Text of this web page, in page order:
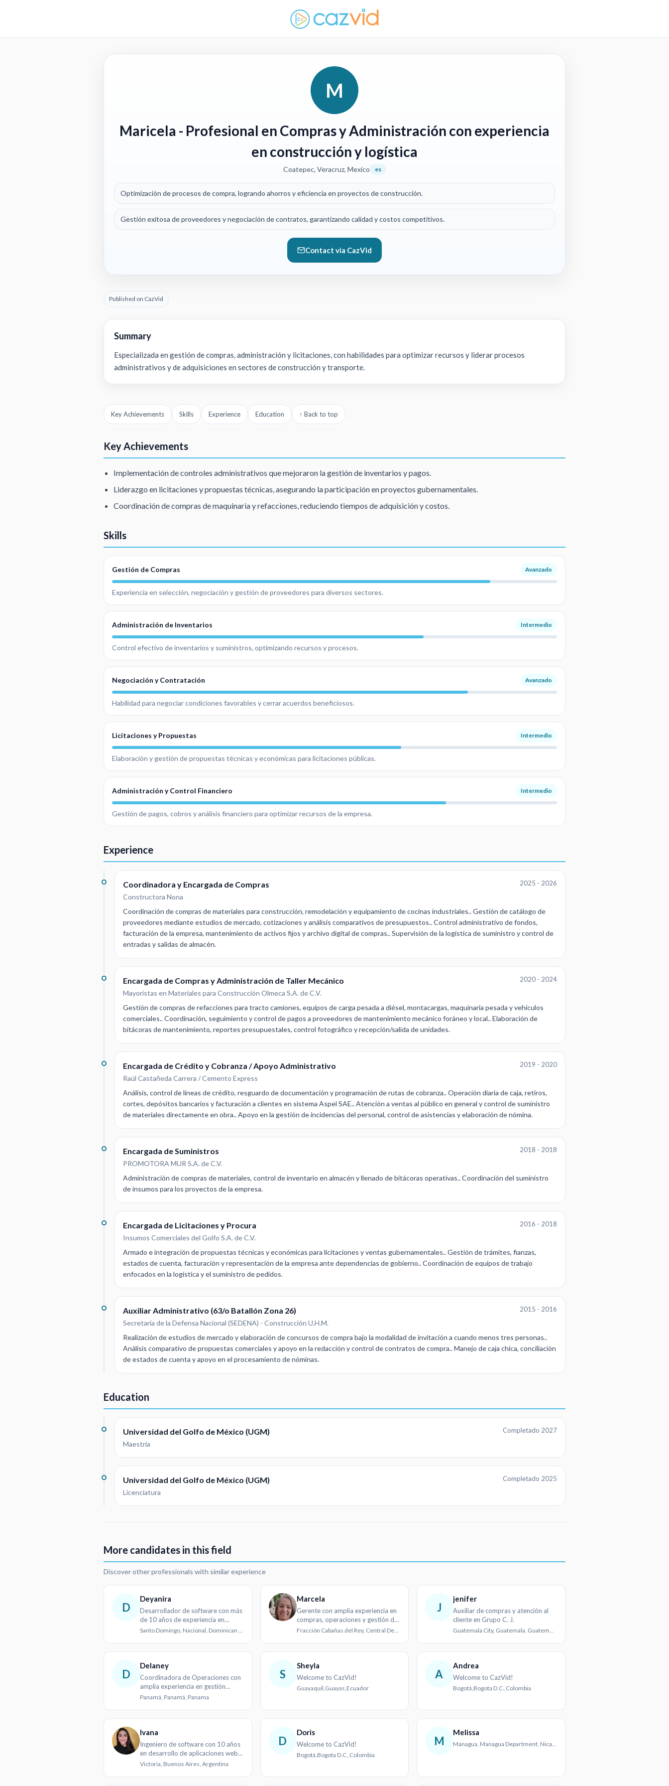
M
Maricela - Profesional en Compras y Administración con experiencia
en construcción y logística
Coatepec, Veracruz, Mexico es
Optimización de procesos de compra, logrando ahorros y eficiencia en proyectos de construcción.
Gestión exitosa de proveedores y negociación de contratos, garantizando calidad y costos competitivos.
Contact via CazVid
Published on CazVid
Summary
Especializada en gestión de compras, administración y licitaciones, con habilidades para optimizar recursos y liderar procesos
administrativos y de adquisiciones en sectores de construcción y transporte.
Key Achievements Skills Experience Education ↑ Back to top
Key Achievements
Implementación de controles administrativos que mejoraron la gestión de inventarios y pagos.
Liderazgo en licitaciones y propuestas técnicas, asegurando la participación en proyectos gubernamentales.
Coordinación de compras de maquinaria y refacciones, reduciendo tiempos de adquisición y costos.
Skills
Gestión de Compras Avanzado
Experiencia en selección, negociación y gestión de proveedores para diversos sectores.
Administración de Inventarios Intermedio
Control efectivo de inventarios y suministros, optimizando recursos y procesos.
Negociación y Contratación Avanzado
Habilidad para negociar condiciones favorables y cerrar acuerdos beneficiosos.
Licitaciones y Propuestas Intermedio
Elaboración y gestión de propuestas técnicas y económicas para licitaciones públicas.
Administración y Control Financiero Intermedio
Gestión de pagos, cobros y análisis financiero para optimizar recursos de la empresa.
Experience
Coordinadora y Encargada de Compras
Constructora Nona
2025 - 2026
Coordinación de compras de materiales para construcción, remodelación y equipamiento de cocinas industriales.. Gestión de catálogo de
proveedores mediante estudios de mercado, cotizaciones y análisis comparativos de presupuestos.. Control administrativo de fondos,
facturación de la empresa, mantenimiento de activos fijos y archivo digital de compras.. Supervisión de la logística de suministro y control de
entradas y salidas de almacén.
Encargada de Compras y Administración de Taller Mecánico
Mayoristas en Materiales para Construcción Olmeca S.A. de C.V.
2020 - 2024
Gestión de compras de refacciones para tracto camiones, equipos de carga pesada a diésel, montacargas, maquinaria pesada y vehículos
comerciales.. Coordinación, seguimiento y control de pagos a proveedores de mantenimiento mecánico foráneo y local.. Elaboración de
bitácoras de mantenimiento, reportes presupuestales, control fotográfico y recepción/salida de unidades.
Encargada de Crédito y Cobranza / Apoyo Administrativo
Raúl Castañeda Carrera / Cemento Express
2019 - 2020
Análisis, control de líneas de crédito, resguardo de documentación y programación de rutas de cobranza.. Operación diaria de caja, retiros,
cortes, depósitos bancarios y facturación a clientes en sistema Aspel SAE.. Atención a ventas al público en general y control de suministro
de materiales directamente en obra.. Apoyo en la gestión de incidencias del personal, control de asistencias y elaboración de nómina.
Encargada de Suministros
PROMOTORA MUR S.A. de C.V.
2018 - 2018
Administración de compras de materiales, control de inventario en almacén y llenado de bitácoras operativas.. Coordinación del suministro
de insumos para los proyectos de la empresa.
Encargada de Licitaciones y Procura
Insumos Comerciales del Golfo S.A. de C.V.
2016 - 2018
Armado e integración de propuestas técnicas y económicas para licitaciones y ventas gubernamentales.. Gestión de trámites, fianzas,
estados de cuenta, facturación y representación de la empresa ante dependencias de gobierno.. Coordinación de equipos de trabajo
enfocados en la logística y el suministro de pedidos.
Auxiliar Administrativo (63/o Batallón Zona 26)
Secretaría de la Defensa Nacional (SEDENA) - Construcción U.H.M.
2015 - 2016
Realización de estudios de mercado y elaboración de concursos de compra bajo la modalidad de invitación a cuando menos tres personas..
Análisis comparativo de propuestas comerciales y apoyo en la redacción y control de contratos de compra.. Manejo de caja chica, conciliación
de estados de cuenta y apoyo en el procesamiento de nóminas.
Education
Universidad del Golfo de México (UGM)
Maestría
Completado 2027
Universidad del Golfo de México (UGM)
Licenciatura
Completado 2025
More candidates in this field
Discover other professionals with similar experience
D
Deyanira
Desarrollador de software con más
de 10 años de experiencia en
soluciones digitales
Santo Domingo, Nacional, Dominican Republic
Marcela
Gerente con amplia experiencia en
compras, operaciones y gestión de
personal
Fracción Cabañas del Rey, Central Department, Paraguay
J
jenifer
Auxiliar de compras y atención al
cliente en Grupo C. J.
Guatemala City, Guatemala, Guatemala
D
Delaney
Coordinadora de Operaciones con
amplia experiencia en gestión
hotelera y administrativa
Panamá, Panamá, Panama
S
Sheyla
Welcome to CazVid!
Guayaquil,Guayas,Ecuador
A
Andrea
Welcome to CazVid!
Bogotá,Bogota D.C.,Colombia
Ivana
Ingeniero de software con 10 años
en desarrollo de aplicaciones web y
móviles
Victoria, Buenos Aires, Argentina
D
Doris
Welcome to CazVid!
Bogotá,Bogota D.C.,Colombia
M
Melissa
Managua, Managua Department, Nicaragua